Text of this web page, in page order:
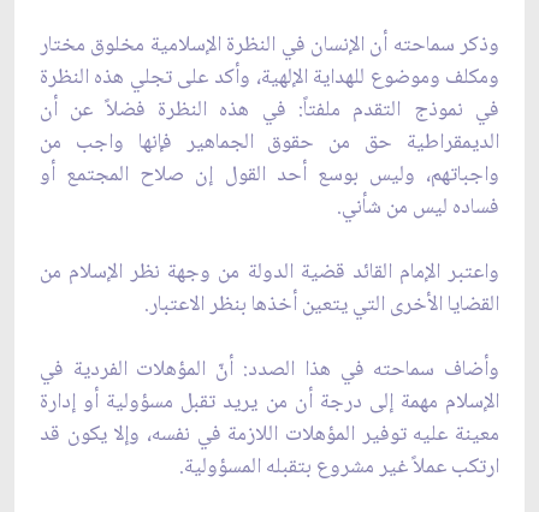
وذكر سماحته أن الإنسان في النظرة الإسلامية‌ مخلوق مختار
ومكلف وموضوع للهداية الإلهية، وأكد على تجلي هذه النظرة
في نموذج التقدم ملفتاً: في هذه النظرة فضلاً عن أن
الديمقراطية حق من حقوق الجماهير فإنها واجب من
واجباتهم، وليس بوسع أحد القول إن صلاح المجتمع أو
فساده ليس من شأني.
واعتبر الإمام القائد‌ قضية الدولة من وجهة نظر الإسلام من
القضايا الأخرى التي يتعين أخذها بنظر الاعتبار.
وأضاف سماحته في هذا الصدد: أنّ المؤهلات الفردية في
الإسلام مهمة إلى درجة أن من يريد تقبل مسؤولية أو إدارة
معينة عليه توفير المؤهلات اللازمة في نفسه، وإلا يكون قد
ارتكب عملاً غير مشروع بتقبله المسؤولية.